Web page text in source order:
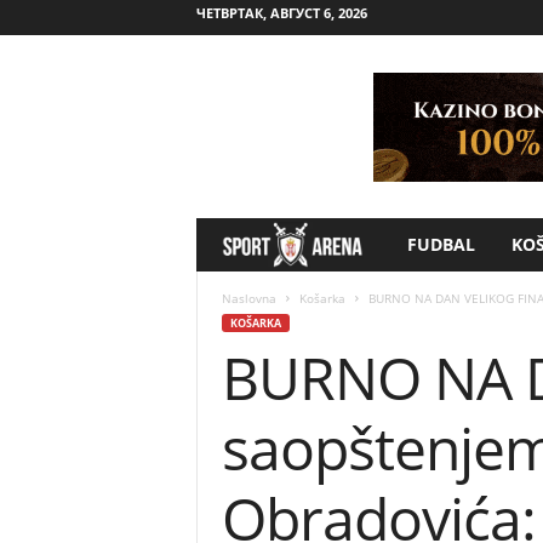
ЧЕТВРТАК, АВГУСТ 6, 2026
p
r
A
FUDBAL
Naslovna Košarka BURNO NA DAN VELIKOG
KOŠARKA
BURNO NA